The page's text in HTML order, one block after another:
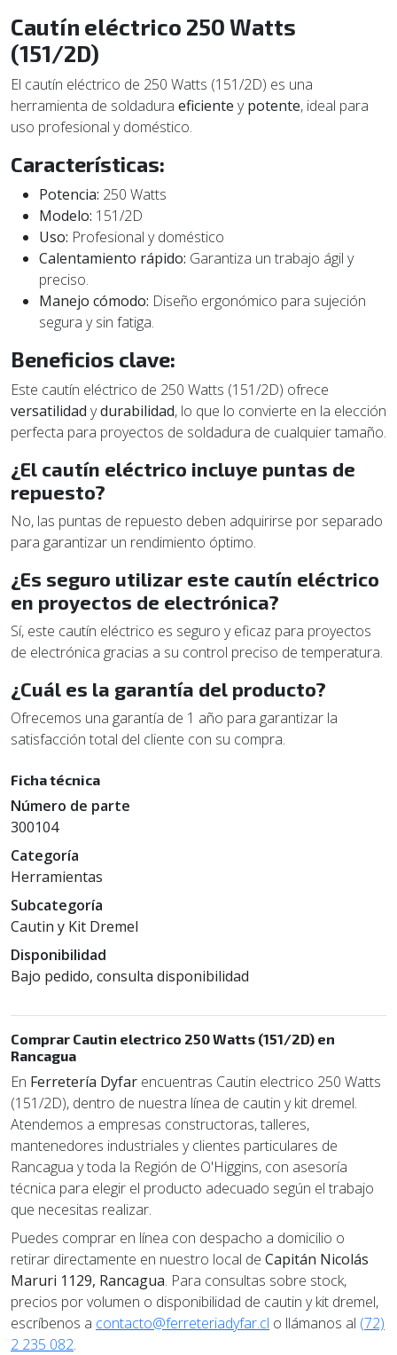
Cautín eléctrico 250 Watts
(151/2D)
El cautín eléctrico de 250 Watts (151/2D) es una
herramienta de soldadura eficiente ypotente, ideal para
uso profesional y doméstico.
Características:
Potencia: 250 Watts
Modelo: 151/2D
Uso: Profesional y doméstico
Calentamiento rápido: Garantiza un trabajo ágil y
preciso.
Manejo cómodo: Diseño ergonómico para sujeción
segura y sin fatiga.
Beneficios clave:
Este cautín eléctrico de 250 Watts (151/2D) ofrece
versatilidad ydurabilidad, lo que lo convierte en la elección
perfecta para proyectos de soldadura de cualquier tamaño.
¿El cautín eléctrico incluye puntas de
repuesto?
No, las puntas de repuesto deben adquirirse por separado
para garantizar un rendimiento óptimo.
¿Es seguro utilizar este cautín eléctrico
en proyectos de electrónica?
Sí, este cautín eléctrico es seguro y eficaz para proyectos
de electrónica gracias a su control preciso de temperatura.
¿Cuál es la garantía del producto?
Ofrecemos una garantía de 1 año para garantizar la
satisfacción total del cliente con su compra.
Ficha técnica
Número de parte
300104
Categoría
Herramientas
Subcategoría
Cautin y Kit Dremel
Disponibilidad
Bajo pedido, consulta disponibilidad
Comprar Cautin electrico 250 Watts (151/2D) en
Rancagua
En Ferretería Dyfar encuentras Cautin electrico 250 Watts
(151/2D), dentro de nuestra línea de cautin y kit dremel.
Atendemos a empresas constructoras, talleres,
mantenedores industriales y clientes particulares de
Rancagua y toda la Región de O'Higgins, con asesoría
técnica para elegir el producto adecuado según el trabajo
que necesitas realizar.
Puedes comprar en línea con despacho a domicilio o
retirar directamente en nuestro local de Capitán Nicolás
Maruri 1129, Rancagua. Para consultas sobre stock,
precios por volumen o disponibilidad de cautin y kit dremel,
escríbenos a contacto@ferreteriadyfar.cl o llámanos al (72)
2 235 082.